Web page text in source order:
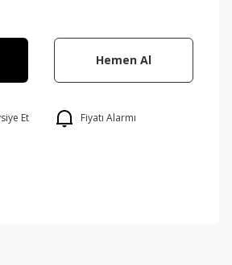
Hemen Al
Et Fiyatı Alarmı